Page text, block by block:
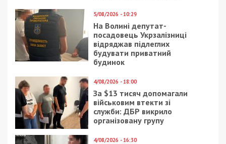
5/08/2026 - 10:29
На Волині депутат-
посадовець Укрзалізниці
відряджав підлеглих
будувати приватний
будинок
4/08/2026 - 18:00
За $13 тисяч допомагали
військовим втекти зі
служби: ДБР викрило
організовану групу
4/08/2026 - 16:30